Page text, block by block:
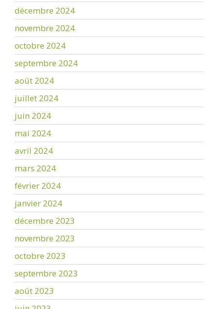
décembre 2024
novembre 2024
octobre 2024
septembre 2024
août 2024
juillet 2024
juin 2024
mai 2024
avril 2024
mars 2024
février 2024
janvier 2024
décembre 2023
novembre 2023
octobre 2023
septembre 2023
août 2023